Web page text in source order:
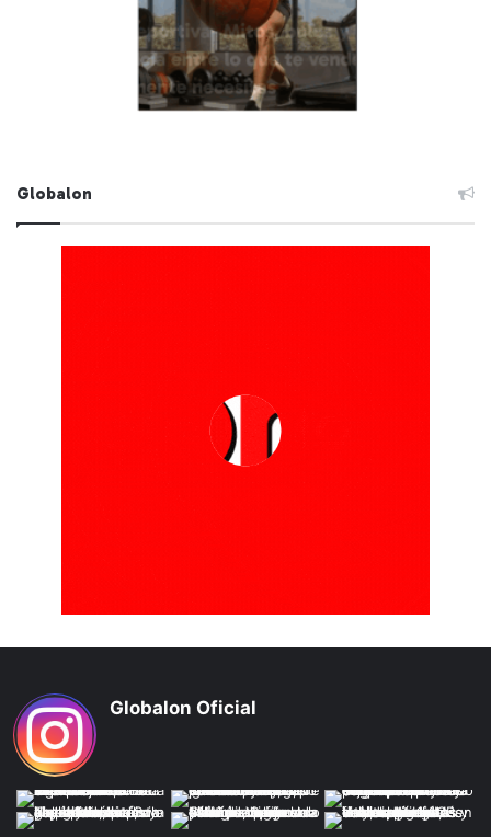
Globalon
Globalon Oficial